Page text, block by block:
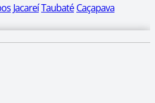
JacareíTaubaté Caçapava